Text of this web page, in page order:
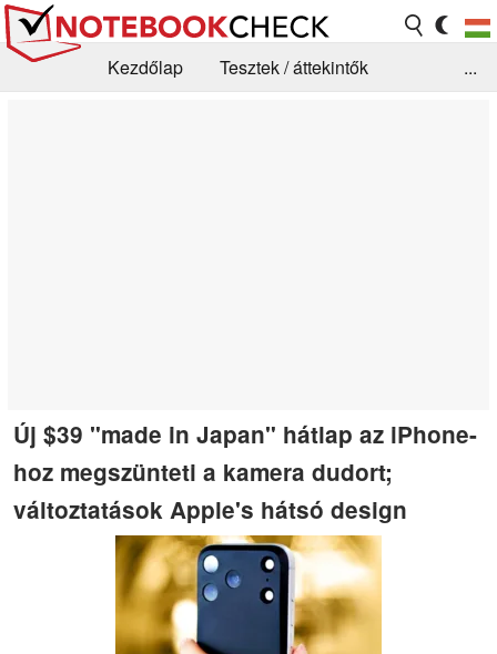
Kezdőlap
Tesztek / áttekintők
...
Új $39 "made in Japan" hátlap az iPhone-
hoz megszünteti a kamera dudort;
változtatások Apple's hátsó design